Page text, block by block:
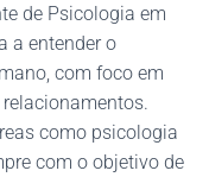
de Psicologia em
a entender o
com foco em
como psicologia
com o objetivo de